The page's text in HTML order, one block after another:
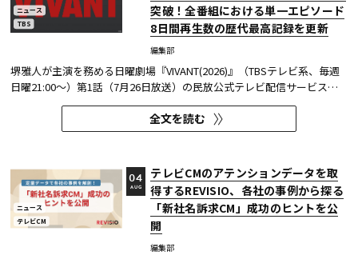
ニュース
TBS
突破！全番組における単一エピソード
8日間再生数の歴代最高記録を更新
編集部
堺雅人が主演を務める日曜劇場『VIVANT(2026)』（TBSテレビ系、毎週
日曜21:00～）第1話（7月26日放送）の民放公式テレビ配信サービス
「TVer（ティーバー）」における8日間再生数が887万（※1）を突破し
1週間の配信を行っているため、番組の再生数は配信開始日と配信終了...
全文を読む
ニュース
テレビCM
テレビCMのアテンションデータを取
得するREVISIO、各社の事例から探る
「新社名訴求CM」成功のヒントを公
開
編集部
04
AUG